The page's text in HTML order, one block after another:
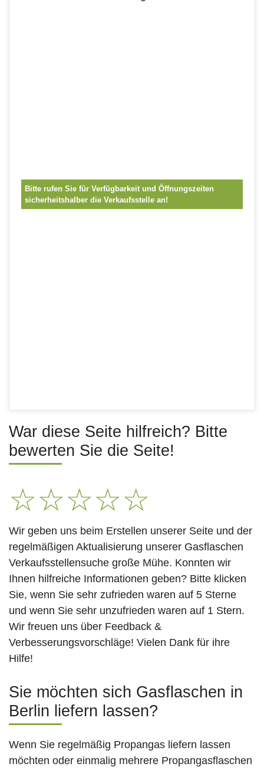
Bitte rufen Sie für Verfügbarkeit und Öffnungszeiten
sicherheitshalber die Verkaufsstelle an!
War diese Seite hilfreich? Bitte
bewerten Sie die Seite!
☆☆☆☆☆
Wir geben uns beim Erstellen unserer Seite und der
regelmäßigen Aktualisierung unserer Gasflaschen
Verkaufsstellensuche große Mühe. Konnten wir
Ihnen hilfreiche Informationen geben? Bitte klicken
Sie, wenn Sie sehr zufrieden waren auf 5 Sterne
und wenn Sie sehr unzufrieden waren auf 1 Stern.
Wir freuen uns über Feedback &
Verbesserungsvorschläge! Vielen Dank für ihre
Hilfe!
Sie möchten sich Gasflaschen in
Berlin liefern lassen?
Wenn Sie regelmäßig Propangas liefern lassen
möchten oder einmalig mehrere Propangasflaschen